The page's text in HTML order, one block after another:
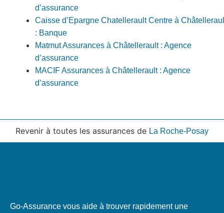
d’assurance
Caisse d’Epargne Chatellerault Centre à
: Banque
Matmut Assurances à Châtellerault : Agence
d’assurance
MACIF Assurances à Châtellerault : Agence
d’assurance
Revenir à toutes les assurances de La Roche-Posay
Go-Assurance vous aide à trouver rapidement une